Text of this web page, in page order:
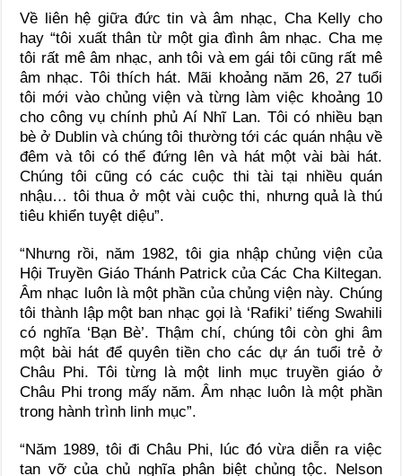
Về liên hệ giữa đức tin và âm nhạc, Cha Kelly cho
hay “tôi xuất thân từ một gia đình âm nhạc. Cha mẹ
tôi rất mê âm nhạc, anh tôi và em gái tôi cũng rất mê
âm nhạc. Tôi thích hát. Mãi khoảng năm 26, 27 tuổi
tôi mới vào chủng viện và từng làm việc khoảng 10
cho công vụ chính phủ Aí Nhĩ Lan. Tôi có nhiều bạn
bè ở Dublin và chúng tôi thường tới các quán nhậu về
đêm và tôi có thể đứng lên và hát một vài bài hát.
Chúng tôi cũng có các cuộc thi tài tại nhiều quán
nhậu… tôi thua ở một vài cuộc thi, nhưng quả là thú
tiêu khiển tuyệt diệu”.
“Nhưng rồi, năm 1982, tôi gia nhập chủng viện của
Hội Truyền Giáo Thánh Patrick của Các Cha Kiltegan.
Âm nhạc luôn là một phần của chủng viện này. Chúng
tôi thành lập một ban nhạc gọi là ‘Rafiki’ tiếng Swahili
có nghĩa ‘Bạn Bè’. Thậm chí, chúng tôi còn ghi âm
một bài hát để quyên tiền cho các dự án tuổi trẻ ở
Châu Phi. Tôi từng là một linh mục truyền giáo ở
Châu Phi trong mấy năm. Âm nhạc luôn là một phần
trong hành trình linh mục”.
“Năm 1989, tôi đi Châu Phi, lúc đó vừa diễn ra việc
tan vỡ của chủ nghĩa phân biệt chủng tộc. Nelson